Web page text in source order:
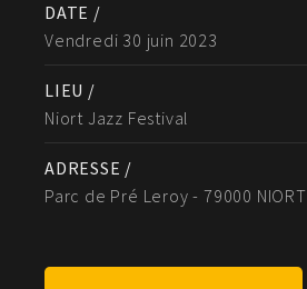
DATE /
Vendredi 30 juin 2023
LIEU /
Niort Jazz Festival
ADRESSE /
Parc de Pré Leroy - 79000 NIORT